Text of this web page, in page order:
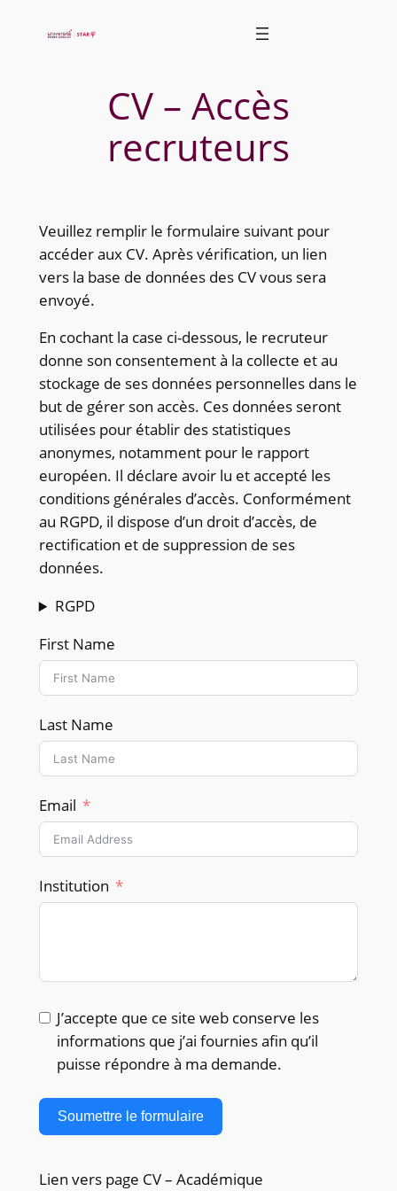
CV – Accès
recruteurs
Veuillez remplir le formulaire suivant pour
accéder aux CV. Après vérification, un lien
vers la base de données des CV vous sera
envoyé.
En cochant la case ci-dessous, le recruteur
donne son consentement à la collecte et au
stockage de ses données personnelles dans le
but de gérer son accès. Ces données seront
utilisées pour établir des statistiques
anonymes, notamment pour le rapport
européen. Il déclare avoir lu et accepté les
conditions générales d’accès. Conformément
au RGPD, il dispose d’un droit d’accès, de
rectification et de suppression de ses
données.
RGPD
First Name
Last Name
Email
Institution
J’accepte que ce site web conserve les
informations que j’ai fournies afin qu’il
puisse répondre à ma demande.
Soumettre le formulaire
Lien vers page CV – Académique